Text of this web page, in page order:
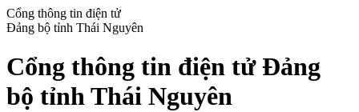
Cổng thông tin điện tử
Đảng bộ tỉnh Thái Nguyên
Cổng thông tin điện tử Đảng
bộ tỉnh Thái Nguyên